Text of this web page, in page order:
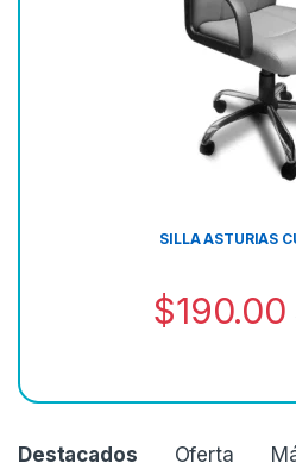
SILLA ASTURIAS
$190.00
Destacados Oferta